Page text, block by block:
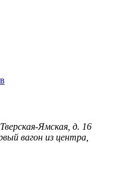
Ямская, д. 16
вагон из центра,